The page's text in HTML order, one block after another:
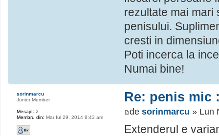
rezultate mai mari
penisului.
cresti in
Poti incerca la
Numai bine!
Re: penis mic
de sorinmarcu » Lun
Extenderul e
sorinmarcu
Junior Member
Mesaje: 2
Membru din: Mar Iul 29, 2014 8:43 am